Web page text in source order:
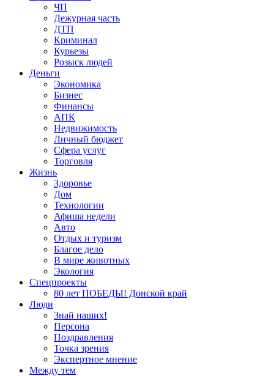
ЧП
Дежурная часть
ДТП
Криминал
Курьезы
Розыск людей
Деньги
Экономика
Бизнес
Финансы
АПК
Недвижимость
Личный бюджет
Сфера услуг
Торговля
Жизнь
Здоровье
Дом
Технологии
Афиша недели
Авто
Отдых и туризм
Благое дело
В мире животных
Экология
Спецпроекты
80 лет ПОБЕДЫ! Донской край
Люди
Знай наших!
Персона
Поздравления
Точка зрения
Экспертное мнение
Между тем